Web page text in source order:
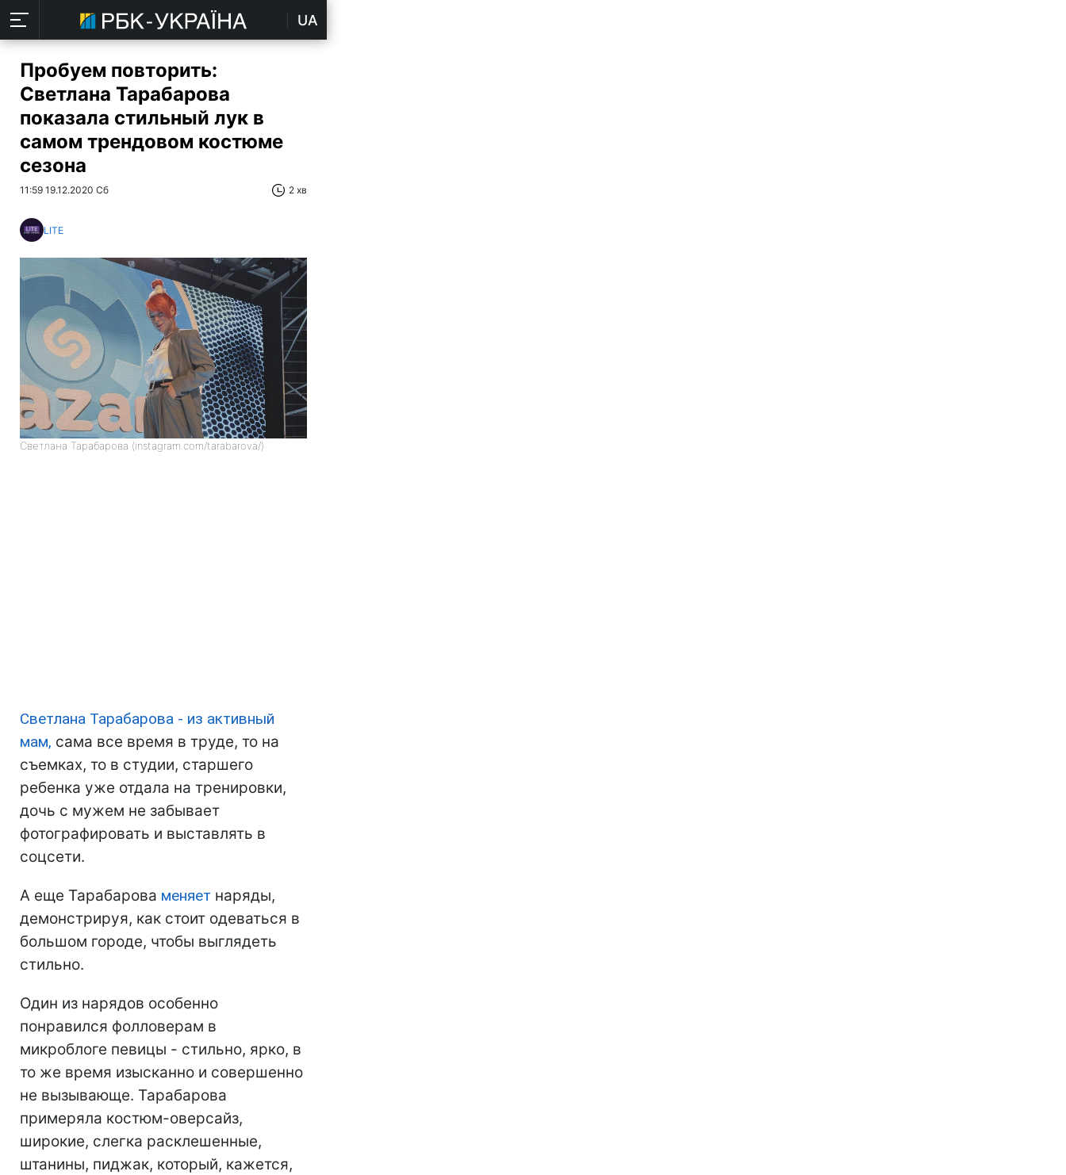
UA
Пробуем повторить:
Светлана Тарабарова
показала стильный лук в
самом трендовом костюме
сезона
11:59 19.12.2020 Сб 2 хв
LITE
Светлана Тарабарова (instagram.com/tarabarova/)
Светлана Тарабарова - из активный
мам, сама все время в труде, то на
съемках, то в студии, старшего
ребенка уже отдала на тренировки,
дочь с мужем не забывает
фотографировать и выставлять в
соцсети.
А еще Тарабарова меняет наряды,
демонстрируя, как стоит одеваться в
большом городе, чтобы выглядеть
стильно.
Один из нарядов особенно
понравился фолловерам в
микроблоге певицы - стильно, ярко, в
то же время изысканно и совершенно
не вызывающе. Тарабарова
примеряла костюм-оверсайз,
широкие, слегка расклешенные,
штанины, пиджак, который, кажется,